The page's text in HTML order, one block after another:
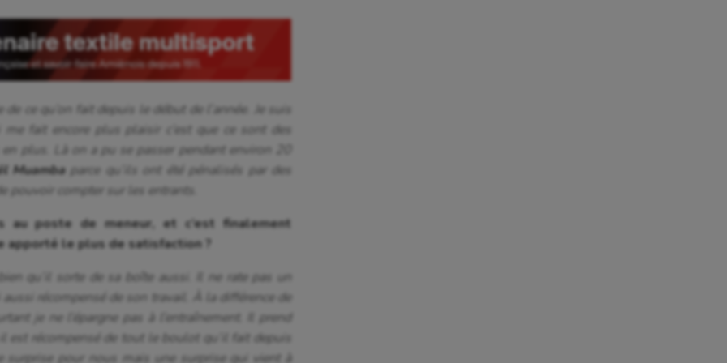
Kayak-polo
ce qu’on fait depuis le début de l’année. Je suis
fait encore plus plaisir c’est que ce sont des
plus. Là on a pu se passer pendant environ 20
Muamba parce qu’ils ont été pénalisés par des
pouvoir compter sur les entrants.
au poste de meneur, et c’est finalement
apporté le plus de satisfaction ?
qu’il sorte de sa boîte aussi. Il ne rate pas un
récompensé de son travail.
la différence de
je ne l’épargne pas à l’entraînement. Il prend
est récompensé de tout le boulot qu’il fait depuis
surprise pour nous mais une surprise qui vient à